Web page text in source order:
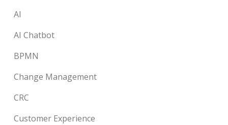
AI
AI Chatbot
BPMN
Change Management
CRC
Customer Experience